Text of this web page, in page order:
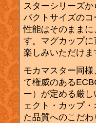
スターシリーズ
パクトサイズの
性能はそのまま
す。マグカップ
楽しみいただけま
モカマスター同
て権威のある
ー）が定める厳
ェクト・カップ
た品質へのこだ